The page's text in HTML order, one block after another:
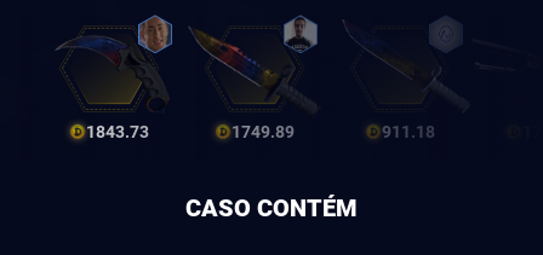
1843.73 1749.89 911.18
CASO CONTÉM